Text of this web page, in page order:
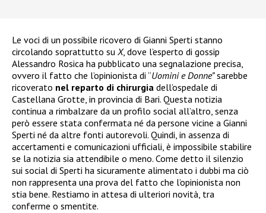
Le voci di un possibile ricovero di Gianni Sperti stanno
circolando soprattutto su X, dove l’esperto di gossip
Alessandro Rosica ha pubblicato una segnalazione precisa,
ovvero il fatto che l’opinionista di “Uomini e Donne”sarebbe
ricoverato nel reparto di chirurgia dell’ospedale di
Castellana Grotte, in provincia di Bari. Questa notizia
continua a rimbalzare da un profilo social all’altro, senza
però essere stata confermata né da persone vicine a Gianni
Sperti né da altre fonti autorevoli. Quindi, in assenza di
accertamenti e comunicazioni ufficiali, è impossibile stabilire
se la notizia sia attendibile o meno. Come detto il silenzio
sui social di Sperti ha sicuramente alimentato i dubbi ma ciò
non rappresenta una prova del fatto che l’opinionista non
stia bene. Restiamo in attesa di ulteriori novità, tra
conferme o smentite.